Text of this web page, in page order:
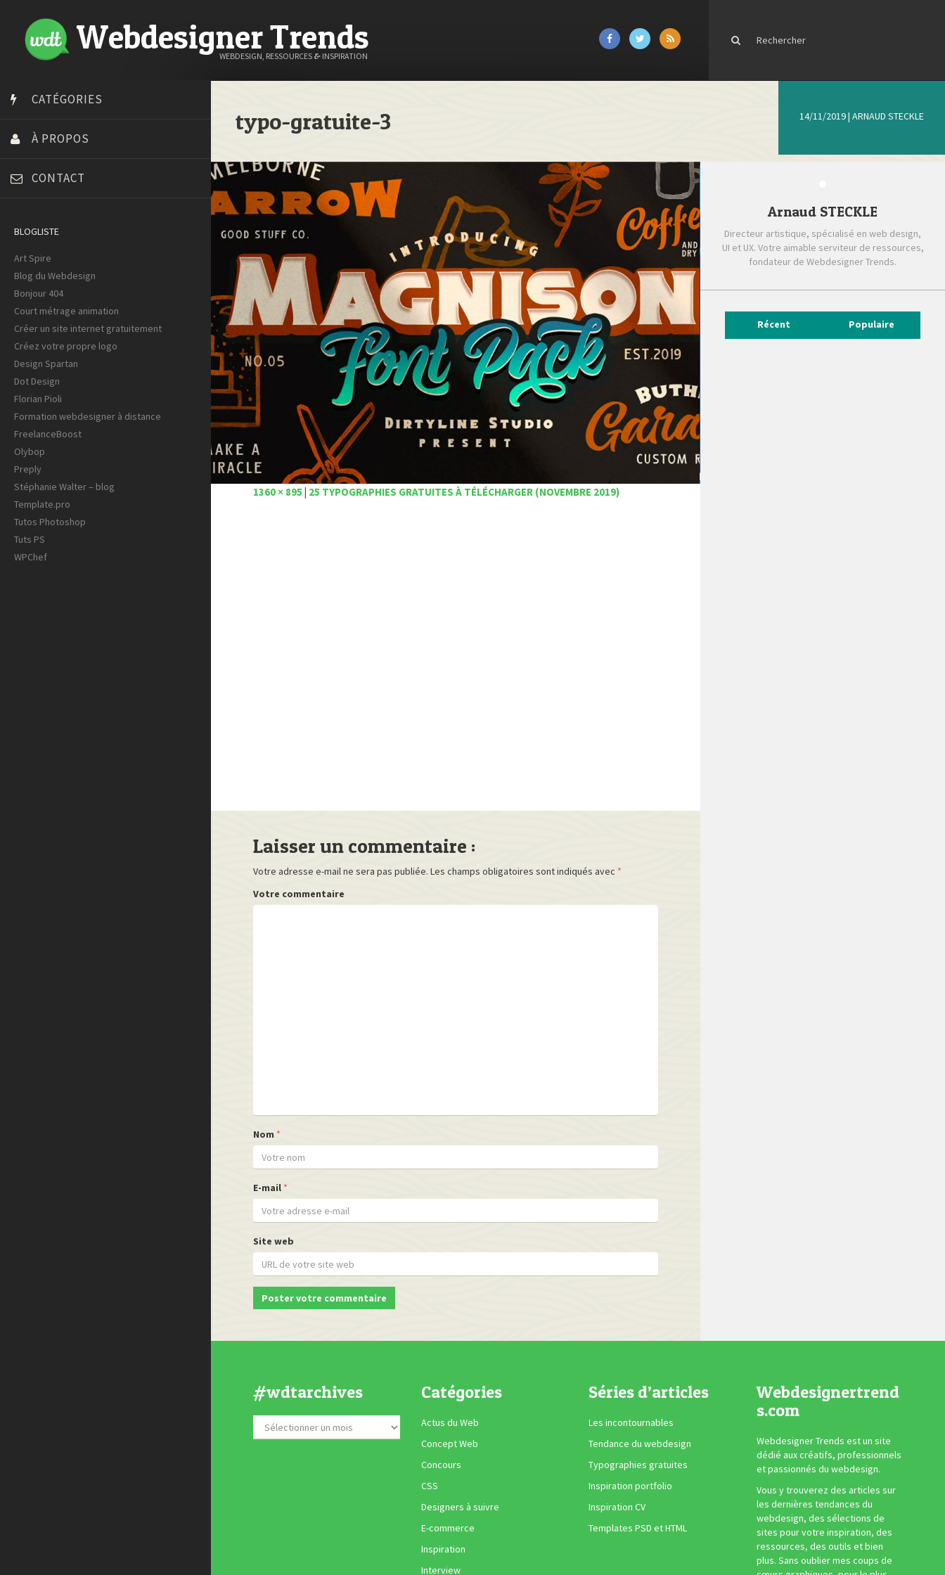
Webdesigner Trends
WEBDESIGN, RESSOURCES & INSPIRATION
CATÉGORIES
À PROPOS
CONTACT
BLOGLISTE
Art Spire
Blog du Webdesign
Bonjour 404
Court métrage animation
Créer un site internet gratuitement
Créez votre propre logo
Design Spartan
Dot Design
Florian Pioli
Formation webdesigner à distance
FreelanceBoost
Olybop
Preply
Stéphanie Walter – blog
Template.pro
Tutos Photoshop
Tuts PS
WPChef
14/11/2019| ARNAUD STECKLE
typo-gratuite-3
1360 × 895 25 TYPOGRAPHIES GRATUITES À TÉLÉCHARGER (NOVEMBRE 2019)
Laisser un commentaire :
Votre adresse e-mail ne sera pas publiée. Les champs obligatoires sont indiqués avec *
Votre commentaire
Nom *
E-mail *
Site web
Arnaud STECKLE
Directeur artistique, spécialisé en web design,
UI et UX. Votre aimable serviteur de ressources,
fondateur de Webdesigner Trends.
Récent Populaire
#wdtarchives Catégories
Actus du Web
Concept Web
Concours
CSS
Designers à suivre
E-commerce
Inspiration
Interview
Séries d’articles
Les incontournables
Tendance du webdesign
Typographies gratuites
Inspiration portfolio
Inspiration CV
Templates PSD et HTML
Webdesignertrend
s.com
Webdesigner Trends est un site
dédié aux créatifs, professionnels
et passionnés du webdesign.
Vous y trouverez des articles sur
les dernières tendances du
webdesign, des sélections de
sites pour votre inspiration, des
ressources, des outils et bien
plus. Sans oublier mes coups de